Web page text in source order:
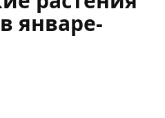
январе-